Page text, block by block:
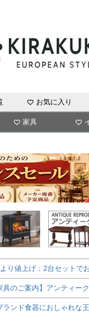
お気に入り
家具
り値上げ：2台セットで
具のご案内】アンティー
ランド食器におしゃれな